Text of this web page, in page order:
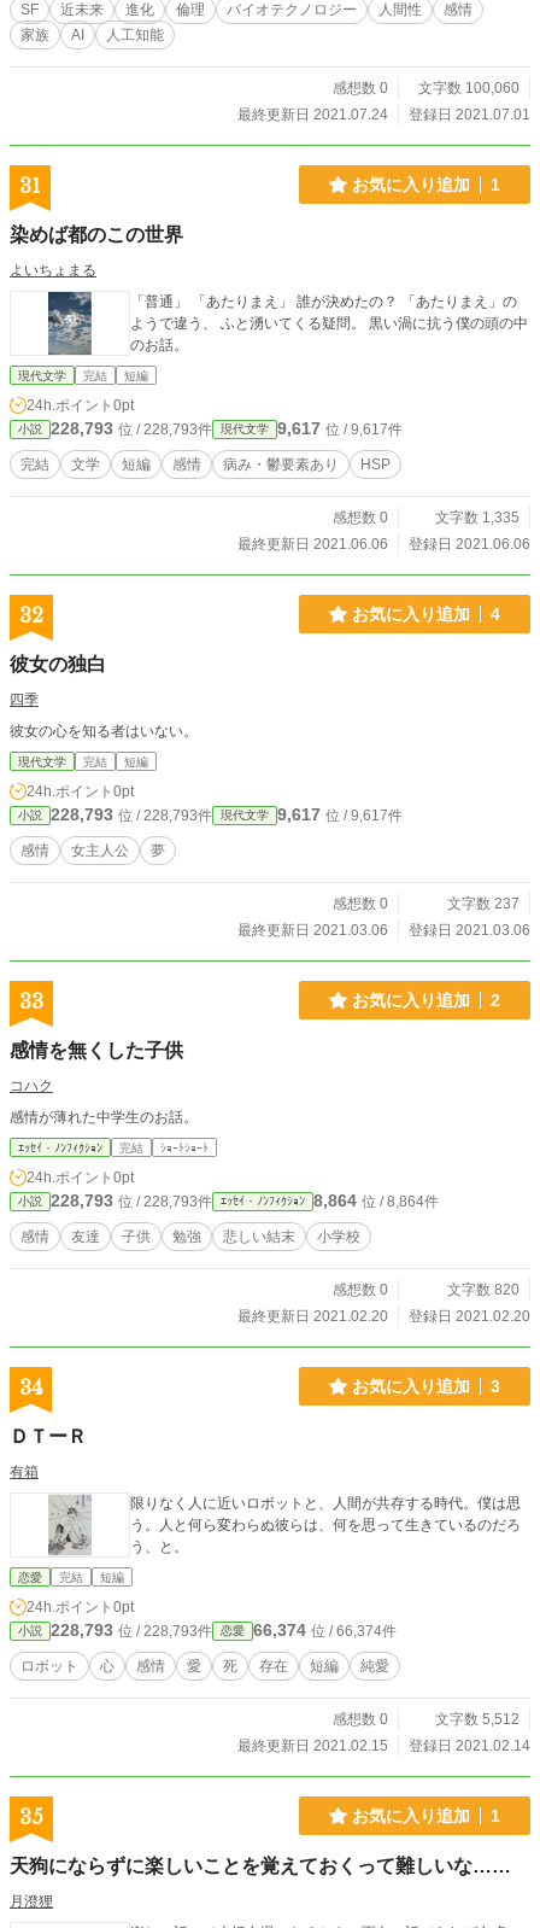
SF 近未来 進化 倫理 バイオテクノロジー 人間性
感情
家族
AI 人工知能
感想数 0
文字数 100,060
最終更新日 2021.07.24
登録日 2021.07.01
31 お気に入り追加 1
染めば都のこの世界
よいちょまる
「普通」 「あたりまえ」 誰が決めたの？ 「あたりまえ」の
ようで違う、 ふと湧いてくる疑問。 黒い渦に抗う僕の頭の中
のお話。
現代文学 完結 短編
24h.ポイント 0pt
小説 228,793 位 / 228,793件 現代文学 9,617 位 / 9,617件
完結 文学 短編 感情 病み・鬱要素あり HSP
感想数 0
文字数 1,335
最終更新日 2021.06.06
登録日 2021.06.06
32 お気に入り追加 4
彼女の独白
四季
彼女の心を知る者はいない。
現代文学 完結 短編
24h.ポイント 0pt
小説 228,793 位 / 228,793件 現代文学 9,617 位 / 9,617件
感情 女主人公 夢
感想数 0
文字数 237
最終更新日 2021.03.06
登録日 2021.03.06
33 お気に入り追加 2
感情を無くした子供
コハク
感情が薄れた中学生のお話。
ｴｯｾｲ・ﾉﾝﾌｨｸｼｮﾝ 完結 ｼｮｰﾄｼｮｰﾄ
24h.ポイント 0pt
小説 228,793 位 / 228,793件 ｴｯｾｲ・ﾉﾝﾌｨｸｼｮﾝ 8,864 位 / 8,864件
感情 友達 子供 勉強 悲しい結末 小学校
感想数 0
文字数 820
最終更新日 2021.02.20
登録日 2021.02.20
34 お気に入り追加 3
ＤＴーＲ
有箱
限りなく人に近いロボットと、人間が共存する時代。僕は思
う。人と何ら変わらぬ彼らは、何を思って生きているのだろ
う、と。
恋愛 完結 短編
24h.ポイント 0pt
小説 228,793 位 / 228,793件 恋愛 66,374 位 / 66,374件
ロボット 心 感情 愛 死 存在 短編 純愛
感想数 0
文字数 5,512
最終更新日 2021.02.15
登録日 2021.02.14
35 お気に入り追加 1
天狗にならずに楽しいことを覚えておくって難しいな……
月澄狸